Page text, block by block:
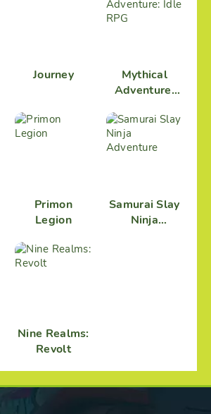
Journey
Mythical
Adventure:
Primon
Legion
Samurai Slay
Ninja
Nine Realms:
Revolt